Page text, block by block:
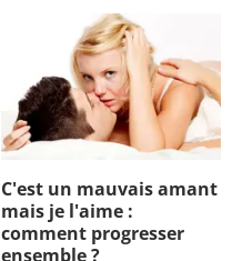
C'est un mauvais amant
mais je l'aime :
comment progresser
ensemble ?